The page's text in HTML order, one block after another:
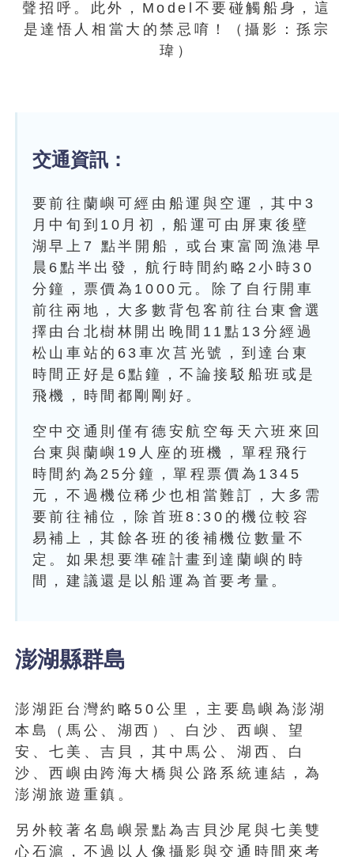
聲招呼。此外，Model不要碰觸船身，這
是達悟人相當大的禁忌唷！（攝影：孫宗
瑋）
交通資訊：
要前往蘭嶼可經由船運與空運，其中3
月中旬到10月初，船運可由屏東後壁
湖早上7 點半開船，或台東富岡漁港早
晨6點半出發，航行時間約略2小時30
分鐘，票價為1000元。除了自行開車
前往兩地，大多數背包客前往台東會選
擇由台北樹林開出晚間11點13分經過
松山車站的63車次莒光號，到達台東
時間正好是6點鐘，不論接駁船班或是
飛機，時間都剛剛好。
空中交通則僅有德安航空每天六班來回
台東與蘭嶼19人座的班機，單程飛行
時間約為25分鐘，單程票價為1345
元，不過機位稀少也相當難訂，大多需
要前往補位，除首班8:30的機位較容
易補上，其餘各班的後補機位數量不
定。如果想要準確計畫到達蘭嶼的時
間，建議還是以船運為首要考量。
澎湖縣群島
澎湖距台灣約略50公里，主要島嶼為澎湖
本島（馬公、湖西）、白沙、西嶼、望
安、七美、吉貝，其中馬公、湖西、白
沙、西嶼由跨海大橋與公路系統連結，為
澎湖旅遊重鎮。
另外較著名島嶼景點為吉貝沙尾與七美雙
心石滬，不過以人像攝影與交通時間來考